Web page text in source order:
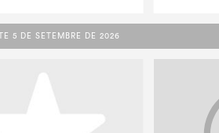
5 DE SETEMBRE DE 2026
5 DE SETEMBRE DE 2026